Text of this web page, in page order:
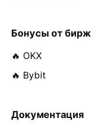
Бонусы от бирж
🔥 OKX
🔥 Bybit
Документация